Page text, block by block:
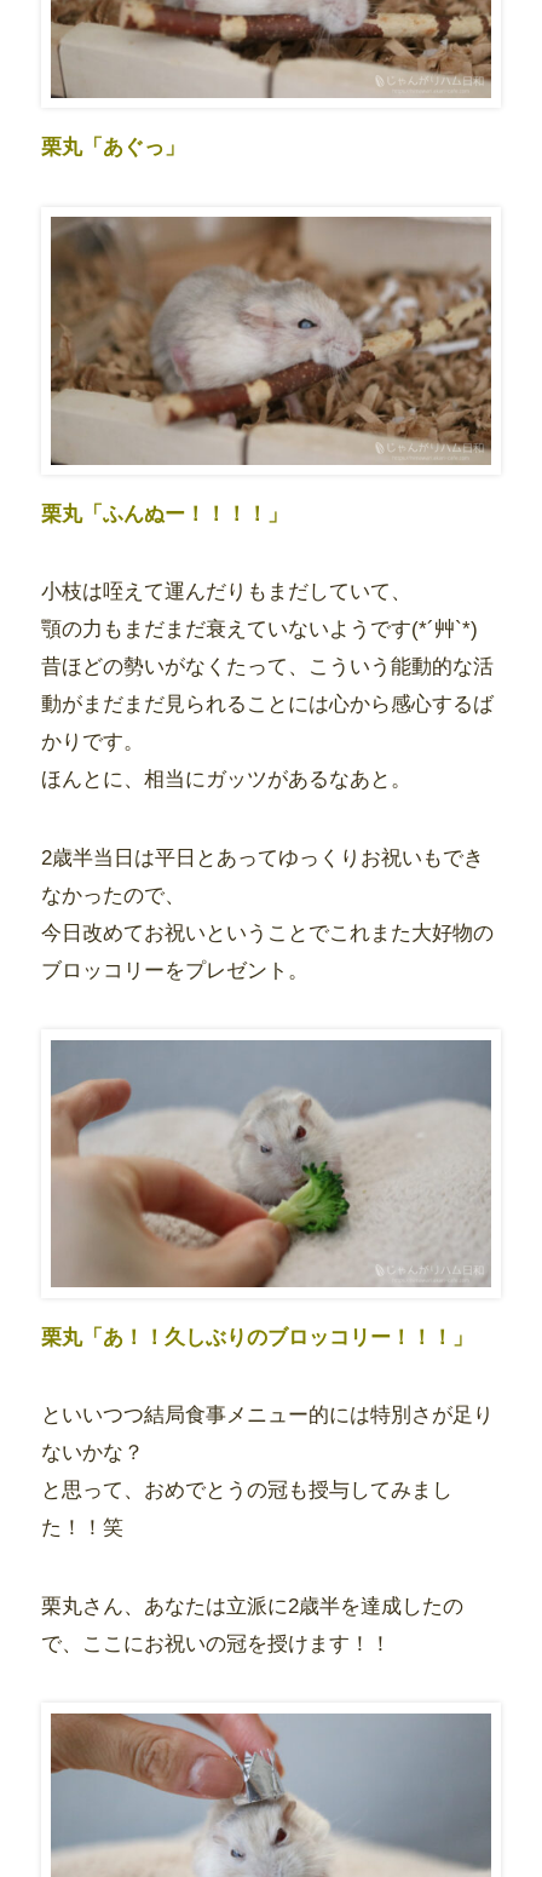
栗丸「あぐっ」
栗丸「ふんぬー！！！！」
小枝は咥えて運んだりもまだしていて、
顎の力もまだまだ衰えていないようです(*´艸`*)
昔ほどの勢いがなくたって、こういう能動的な活
動がまだまだ見られることには心から感心するば
かりです。
ほんとに、相当にガッツがあるなあと。
2歳半当日は平日とあってゆっくりお祝いもでき
なかったので、
今日改めてお祝いということでこれまた大好物の
ブロッコリーをプレゼント。
栗丸「あ！！久しぶりのブロッコリー！！！」
といいつつ結局食事メニュー的には特別さが足り
ないかな？
と思って、おめでとうの冠も授与してみまし
た！！笑
栗丸さん、あなたは立派に2歳半を達成したの
で、ここにお祝いの冠を授けます！！